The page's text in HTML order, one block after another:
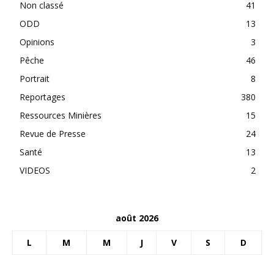
Non classé
41
ODD
13
Opinions
3
Pêche
46
Portrait
8
Reportages
380
Ressources Minières
15
Revue de Presse
24
Santé
13
VIDEOS
2
août 2026
L M M J V S D